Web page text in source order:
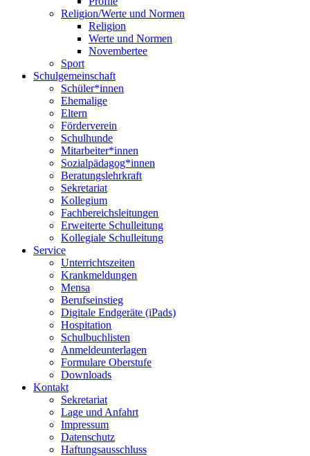
Religion/Werte und Normen
Religion
Werte und Normen
Novembertee
Sport
Schulgemeinschaft
Schüler*innen
Ehemalige
Eltern
Förderverein
Schulhunde
Mitarbeiter*innen
Sozialpädagog*innen
Beratungslehrkraft
Sekretariat
Kollegium
Fachbereichsleitungen
Erweiterte Schulleitung
Kollegiale Schulleitung
Service
Unterrichtszeiten
Krankmeldungen
Mensa
Berufseinstieg
Digitale Endgeräte (iPads)
Hospitation
Schulbuchlisten
Anmeldeunterlagen
Formulare Oberstufe
Downloads
Kontakt
Sekretariat
Lage und Anfahrt
Impressum
Datenschutz
Haftungsausschluss